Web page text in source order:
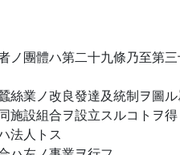
ノ團體ハ第二十九條乃至第
絲業ノ改良發達及統制ヲ圖
施設組合ヲ設立スルコトヲ得
法人トス